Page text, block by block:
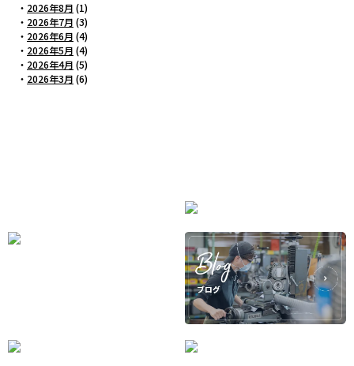
・ 2026年8月 (1)
・ 2026年7月 (3)
・ 2026年6月 (4)
・ 2026年5月 (4)
・ 2026年4月 (5)
・ 2026年3月 (6)